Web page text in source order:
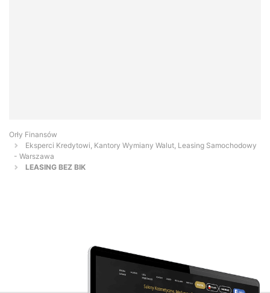
Orły Finansów
Eksperci Kredytowi, Kantory Wymiany Walut, Leasing Samochodowy
- Warszawa
LEASING BEZ BIK